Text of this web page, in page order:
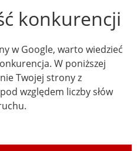
konkurencji
w Google, warto wiedzieć
W poniższej
Twojej strony z
względem liczby słów